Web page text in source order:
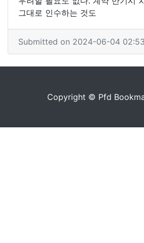
그대로 인수하는 것도
Submitted on 2024-06-04
Copyright © Pfd